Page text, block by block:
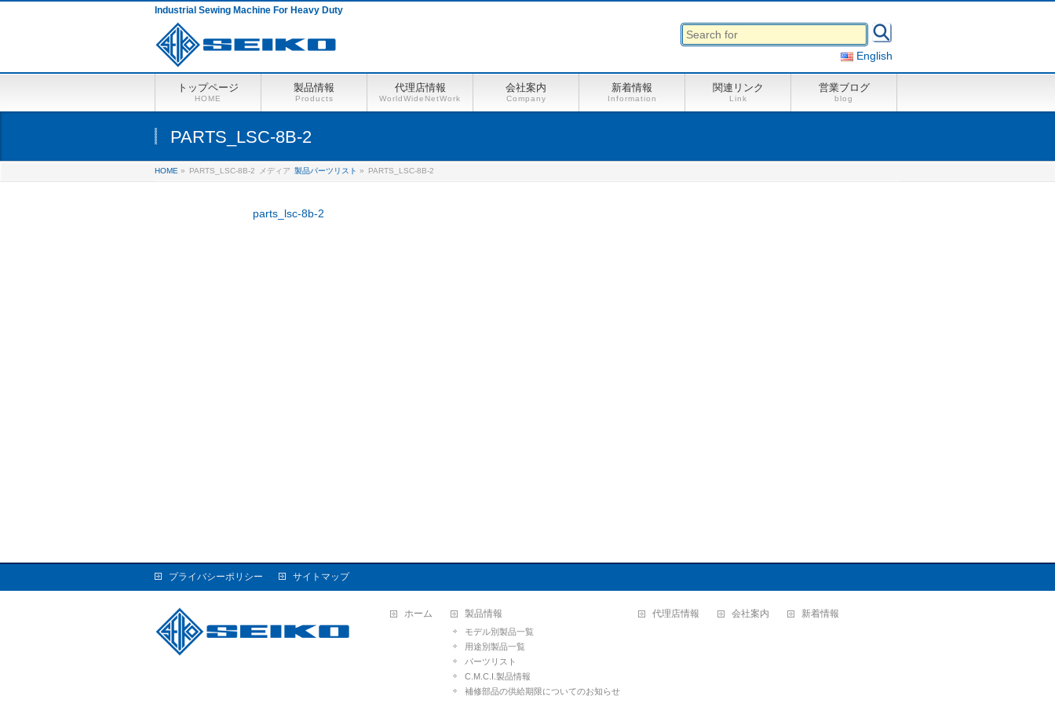
Industrial Sewing Machine For Heavy Duty
English
トップページ
HOME
製品情報
Products
代理店情報
WorldWideNetWork
会社案内
Company
新着情報
Information
関連リンク
Link
営業ブログ
blog
PARTS_LSC-8B-2
HOME » PARTS_LSC-8B-2 メディア 製品パーツリスト » PARTS_LSC-8B-2
parts_lsc-8b-2
プライバシーポリシー サイトマップ
ホーム 製品情報
モデル別製品一覧
用途別製品一覧
パーツリスト
C.M.C.I.製品情報
補修部品の供給期限についてのお知らせ
代理店情報 会社案内 新着情報